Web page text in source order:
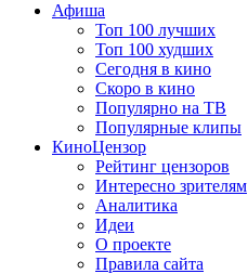
Афиша
Топ 100 лучших
Топ 100 худших
Сегодня в кино
Скоро в кино
Популярно на ТВ
Популярные клипы
КиноЦензор
Рейтинг цензоров
Интересно зрителям
Аналитика
Идеи
О проекте
Правила сайта